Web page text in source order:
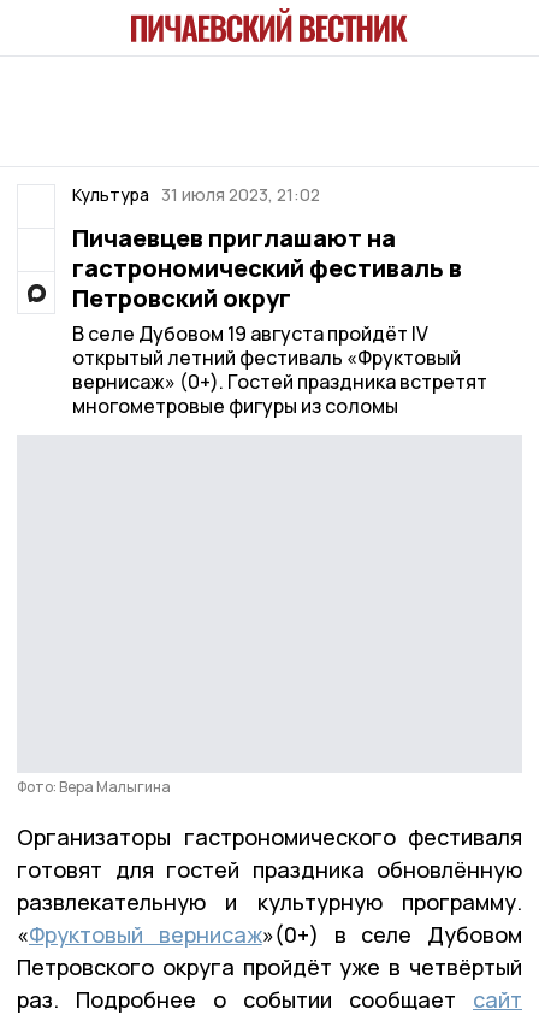
Культура 31 июля 2023, 21:02
Пичаевцев приглашают на
гастрономический фестиваль в
Петровский округ
В селе Дубовом 19 августа пройдёт IV
открытый летний фестиваль «Фруктовый
вернисаж» (0+). Гостей праздника встретят
многометровые фигуры из соломы
Фото: Вера Малыгина
Организаторы гастрономического фестиваля
готовят для гостей праздника обновлённую
развлекательную и культурную программу.
«Фруктовый вернисаж»(0+) в селе Дубовом
Петровского округа пройдёт уже в четвёртый
раз. Подробнее о событии сообщает сайт